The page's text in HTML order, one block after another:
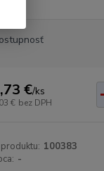
€/ks
€ bez DPH
100383
-